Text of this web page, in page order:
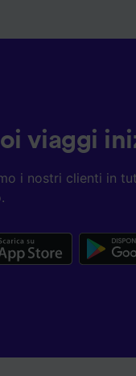
viaggi
i nostri clienti in